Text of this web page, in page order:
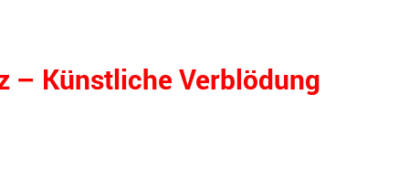
– Künstliche Verblödung